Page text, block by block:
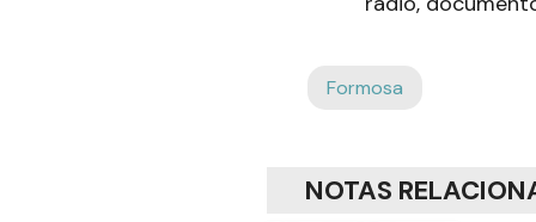
Formosa
NOTAS